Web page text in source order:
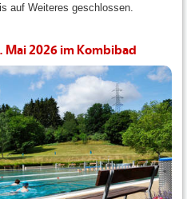
auf Weiteres geschlossen.
Mai 2026 im Kombibad